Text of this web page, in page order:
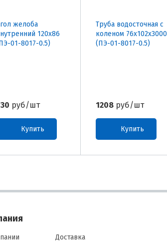
желоба
120х86
01-8017-0.5)
руб/шт
Купить
Труба водосточная с
коленом 76х102х3000
(ПЭ-01-8017-0.5)
1208 руб/шт
Купить
Доставка